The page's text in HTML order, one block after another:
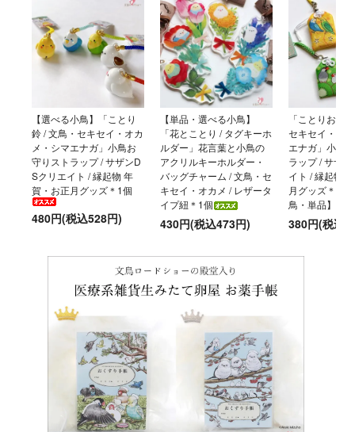
【選べる小鳥】「ことり
鈴 / 文鳥・セキセイ・オカ
メ・シマエナガ」小鳥お
守りストラップ / サザンD
Sクリエイト / 縁起物 年
賀・お正月グッズ＊1個
480円(税込528円)
【単品・選べる小鳥】
「花とことり / タグキーホ
ルダー」花言葉と小鳥の
アクリルキーホルダー・
バッグチャーム / 文鳥・セ
キセイ・オカメ / レザータ
イプ紐＊1個
430円(税込473円)
「ことりおま
セキセイ・オ
エナガ」小鳥
ラップ / サザ
イト / 縁起物
月グッズ＊【
鳥・単品】
380円(税込